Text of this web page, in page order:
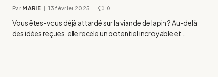
Par MARIE 13 février 2025 0
Vous êtes-vous déjà attardé sur la viande de lapin ? Au-delà
des idées reçues, elle recèle un potentiel incroyable et…